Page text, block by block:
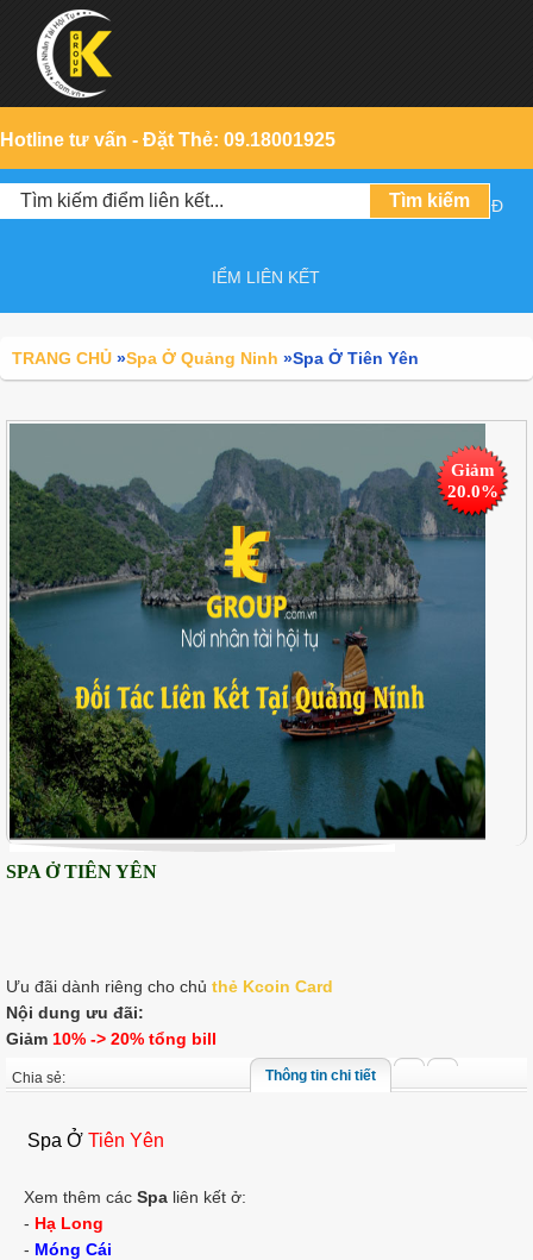
Hotline tư vấn - Đặt Thẻ: 09.18001925
Đ
IỂM LIÊN KẾT
TRANG CHỦ »Spa Ở Quảng Ninh »Spa Ở Tiên Yên
SPA Ở TIÊN YÊN
Ưu đãi dành riêng cho chủ thẻ Kcoin Card
Nội dung ưu đãi:
Giảm 10% -> 20% tổng bill
Giảm
20.0%
Thông tin chi tiết
Spa Ở Tiên Yên
Xem thêm các Spa liên kết ở:
- Hạ Long
- Móng Cái
Chia sẻ: